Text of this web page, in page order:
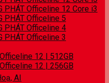
PHÁT Officeline 12 Core i3
PHÁT Officeline 5
PHÁT Officeline 4
PHÁT Officeline 3
12 | 512GB
12 | 256GB
AI